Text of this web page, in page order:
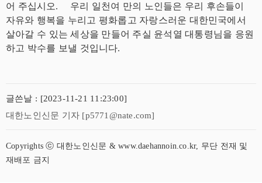
어 주십시오. 우리 일천여 만의 노인들은 우리 후손들이
자유와 행복을 누리고 평화롭고 자랑스러운 대한민국에서
살아갈 수 있는 세상을 만들어 주실 윤석열 대통령님을 응원
하고 박수를 보낼 것입니다.
글쓴날 : [2023-11-21 11:23:00]
대한노인신문 기자 [p5771@nate.com]
Copyrights ⓒ 대한노인신문 & www.daehannoin.co.kr, 무단 전재 및
재배포 금지